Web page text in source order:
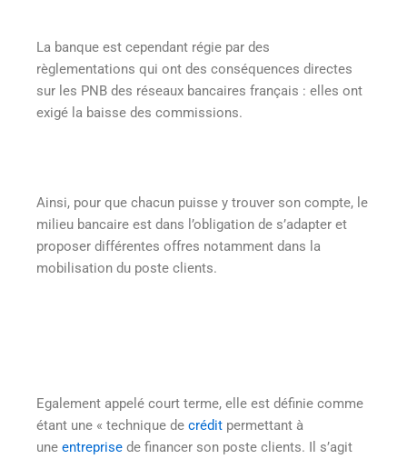
La banque est cependant régie par des
règlementations qui ont des conséquences directes
sur les PNB des réseaux bancaires français : elles ont
exigé la baisse des commissions.
Ainsi, pour que chacun puisse y trouver son compte, le
milieu bancaire est dans l’obligation de s’adapter et
proposer différentes offres notamment dans la
mobilisation du poste clients.
Egalement appelé court terme, elle est définie comme
étant une « technique de crédit permettant à
une entreprise de financer son poste clients. Il s’agit